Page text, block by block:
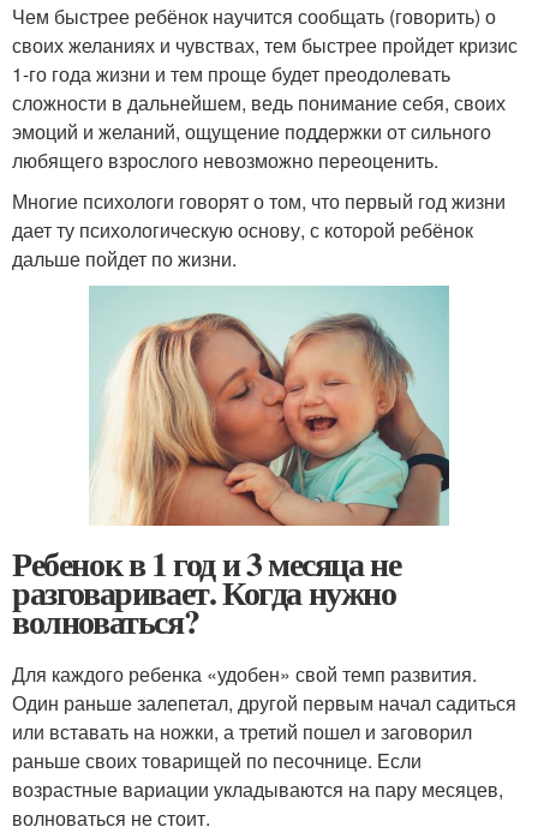
Чем быстрее ребёнок научится сообщать (говорить) о
своих желаниях и чувствах, тем быстрее пройдет кризис
1-го года жизни и тем проще будет преодолевать
сложности в дальнейшем, ведь понимание себя, своих
эмоций и желаний, ощущение поддержки от сильного
любящего взрослого невозможно переоценить.
Многие психологи говорят о том, что первый год жизни
дает ту психологическую основу, с которой ребёнок
дальше пойдет по жизни.
Ребенок в 1 год и 3 месяца не
разговаривает. Когда нужно
волноваться?
Для каждого ребенка «удобен» свой темп развития.
Один раньше залепетал, другой первым начал садиться
или вставать на ножки, а третий пошел и заговорил
раньше своих товарищей по песочнице. Если
возрастные вариации укладываются на пару месяцев,
волноваться не стоит.